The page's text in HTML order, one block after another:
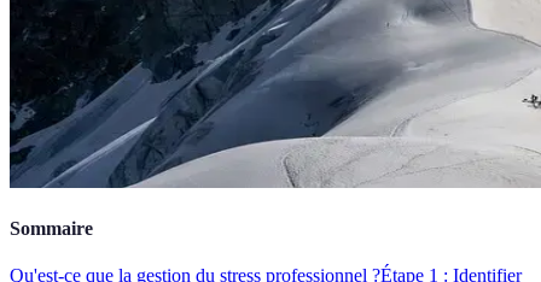
Sommaire
Qu'est-ce que la gestion du stress professionnel ?Étape 1 : Identifier